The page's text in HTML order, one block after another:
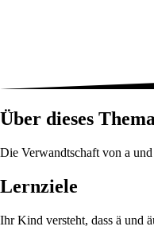
Über dieses
Die Verwandtschaft von a
Lernziele
Ihr Kind versteht, dass ä und